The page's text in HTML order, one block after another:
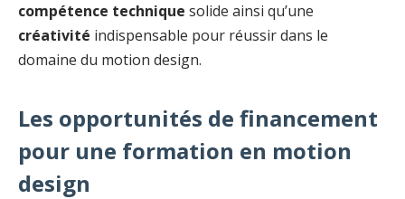
compétence technique solide ainsi qu’une
créativité indispensable pour réussir dans le
domaine du motion design.
Les opportunités de financement
pour une formation en motion
design